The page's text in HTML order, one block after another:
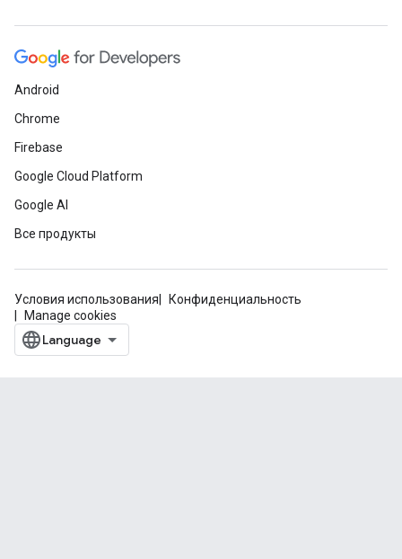
Android
Chrome
Firebase
Google Cloud Platform
Google AI
Все продукты
Условия использования
Конфиденциальность
Manage cookies